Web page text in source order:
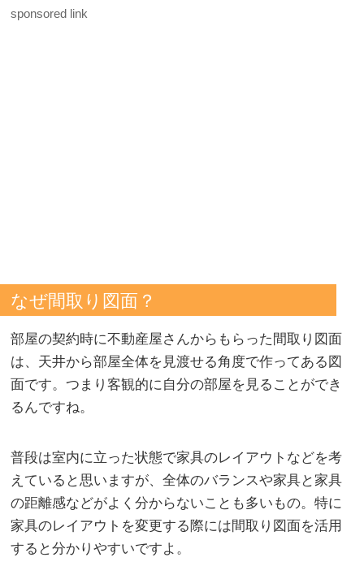
sponsored link
なぜ間取り図面？
部屋の契約時に不動産屋さんからもらった間取り図面
は、天井から部屋全体を見渡せる角度で作ってある図
面です。つまり客観的に自分の部屋を見ることができ
るんですね。
普段は室内に立った状態で家具のレイアウトなどを考
えていると思いますが、全体のバランスや家具と家具
の距離感などがよく分からないことも多いもの。特に
家具のレイアウトを変更する際には間取り図面を活用
すると分かりやすいですよ。